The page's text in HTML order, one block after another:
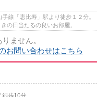
「恵比寿」駅より徒歩１２分。
の日当たるの良いお部屋。
ません。
お問い合わせはこちら
徒歩10分